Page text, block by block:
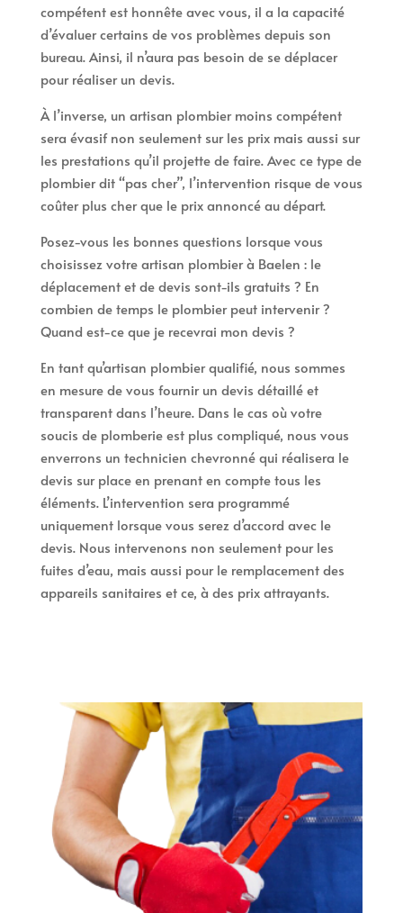
compétent est honnête avec vous, il a la capacité
d’évaluer certains de vos problèmes depuis son
bureau. Ainsi, il n’aura pas besoin de se déplacer
pour réaliser un devis.
À l’inverse, un artisan plombier moins compétent
sera évasif non seulement sur les prix mais aussi sur
les prestations qu’il projette de faire. Avec ce type de
plombier dit “pas cher”, l’intervention risque de vous
coûter plus cher que le prix annoncé au départ.
Posez-vous les bonnes questions lorsque vous
choisissez votre artisan plombier à Baelen : le
déplacement et de devis sont-ils gratuits ? En
combien de temps le plombier peut intervenir ?
Quand est-ce que je recevrai mon devis ?
En tant qu’artisan plombier qualifié, nous sommes
en mesure de vous fournir un devis détaillé et
transparent dans l’heure. Dans le cas où votre
soucis de plomberie est plus compliqué, nous vous
enverrons un technicien chevronné qui réalisera le
devis sur place en prenant en compte tous les
éléments. L’intervention sera programmé
uniquement lorsque vous serez d’accord avec le
devis. Nous intervenons non seulement pour les
fuites d’eau, mais aussi pour le remplacement des
appareils sanitaires et ce, à des prix attrayants.